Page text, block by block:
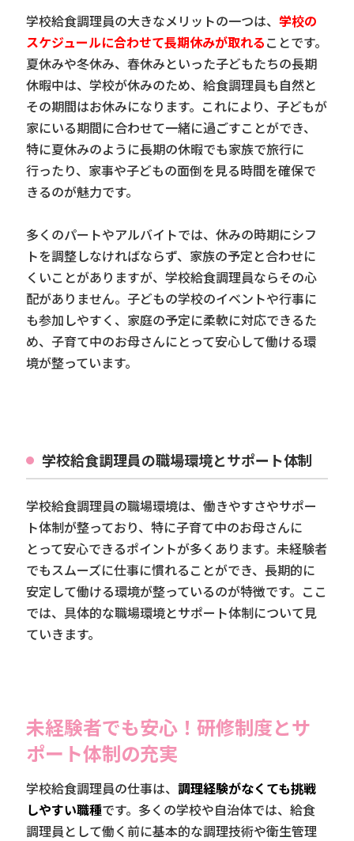
学校給食調理員の大きなメリットの一つは、学校の
スケジュールに合わせて長期休みが取れることです。
夏休みや冬休み、春休みといった子どもたちの長期
休暇中は、学校が休みのため、給食調理員も自然と
その期間はお休みになります。これにより、子どもが
家にいる期間に合わせて一緒に過ごすことができ、
特に夏休みのように長期の休暇でも家族で旅行に
行ったり、家事や子どもの面倒を見る時間を確保で
きるのが魅力です。
多くのパートやアルバイトでは、休みの時期にシフ
トを調整しなければならず、家族の予定と合わせに
くいことがありますが、学校給食調理員ならその心
配がありません。子どもの学校のイベントや行事に
も参加しやすく、家庭の予定に柔軟に対応できるた
め、子育て中のお母さんにとって安心して働ける環
境が整っています。
学校給食調理員の職場環境とサポート体制
学校給食調理員の職場環境は、働きやすさやサポー
ト体制が整っており、特に子育て中のお母さんに
とって安心できるポイントが多くあります。未経験者
でもスムーズに仕事に慣れることができ、長期的に
安定して働ける環境が整っているのが特徴です。ここ
では、具体的な職場環境とサポート体制について見
ていきます。
未経験者でも安心！研修制度とサ
ポート体制の充実
学校給食調理員の仕事は、調理経験がなくても挑戦
しやすい職種です。多くの学校や自治体では、給食
調理員として働く前に基本的な調理技術や衛生管理